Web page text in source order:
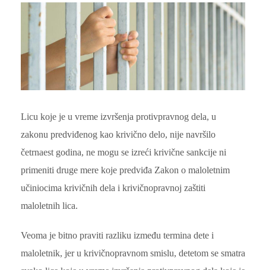
Licu koje je u vreme izvršenja protivpravnog dela, u
zakonu predviđenog kao krivično delo, nije navršilo
četrnaest godina, ne mogu se izreći krivične sankcije ni
primeniti druge mere koje predviđa Zakon o maloletnim
učiniocima krivičnih dela i krivičnopravnoj zaštiti
maloletnih lica.
Veoma je bitno praviti razliku između termina dete i
maloletnik, jer u krivičnopravnom smislu, detetom se smatra